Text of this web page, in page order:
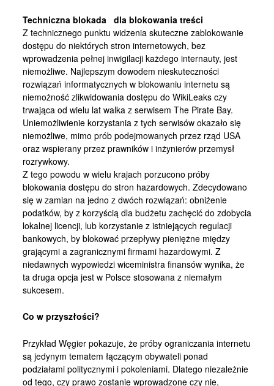
Techniczna blokada dla blokowania treści
Z technicznego punktu widzenia skuteczne zablokowanie
dostępu do niektórych stron internetowych, bez
wprowadzenia pełnej inwigilacji każdego internauty, jest
niemożliwe. Najlepszym dowodem nieskuteczności
rozwiązań informatycznych w blokowaniu internetu są
niemożność zlikwidowania dostępu do WikiLeaks czy
trwająca od wielu lat walka z serwisem The Pirate Bay.
Uniemożliwienie korzystania z tych serwisów okazało się
niemożliwe, mimo prób podejmowanych przez rząd USA
oraz wspierany przez prawników i inżynierów przemysł
rozrywkowy.
Z tego powodu w wielu krajach porzucono próby
blokowania dostępu do stron hazardowych. Zdecydowano
się w zamian na jedno z dwóch rozwiązań: obniżenie
podatków, by z korzyścią dla budżetu zachęcić do zdobycia
lokalnej licencji, lub korzystanie z istniejących regulacji
bankowych, by blokować przepływy pieniężne między
grającymi a zagranicznymi firmami hazardowymi. Z
niedawnych wypowiedzi wiceministra finansów wynika, że
ta druga opcja jest w Polsce stosowana z niemałym
sukcesem.
Co w przyszłości?
Przykład Węgier pokazuje, że próby ograniczania internetu
są jedynym tematem łączącym obywateli ponad
podziałami politycznymi i pokoleniami. Dlatego niezależnie
od tego, czy prawo zostanie wprowadzone czy nie,